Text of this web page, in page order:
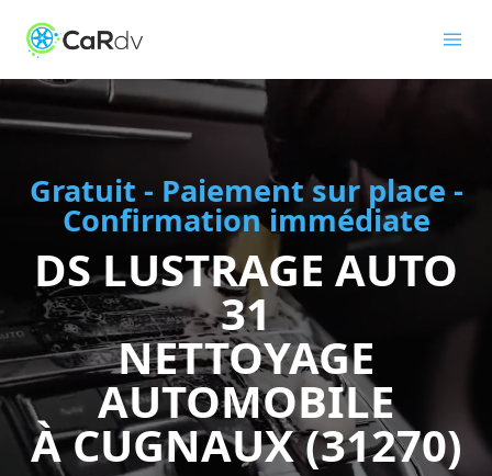
Gratuit - Paiement sur place -
Confirmation immédiate
DS LUSTRAGE AUTO
31
NETTOYAGE
AUTOMOBILE
À CUGNAUX (31270)